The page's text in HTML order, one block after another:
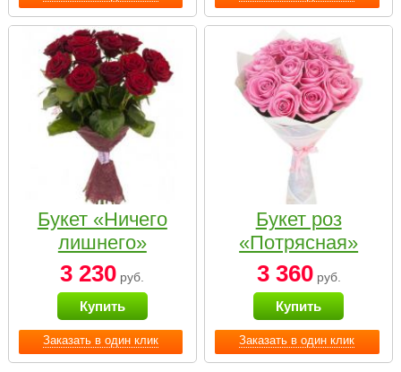
Заказать в один клик
Букет «Ничего
лишнего»
3 230 руб.
Купить
Заказать в один клик
Букет роз
«Потрясная»
3 360руб.
Купить